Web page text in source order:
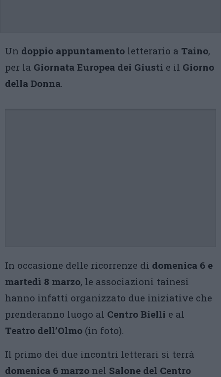
Un doppio appuntamento letterario a Taino,
per la Giornata Europea dei Giusti e il Giorno
della Donna.
In occasione delle ricorrenze di domenica 6 e
martedì 8 marzo, le associazioni tainesi
hanno infatti organizzato due iniziative che
prenderanno luogo al Centro Bielli e al
Teatro dell’Olmo (in foto).
Il primo dei due incontri letterari si terrà
domenica 6 marzo nel Salone del Centro